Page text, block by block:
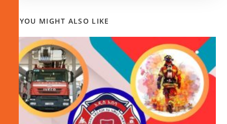
YOU MIGHT ALSO LIKE